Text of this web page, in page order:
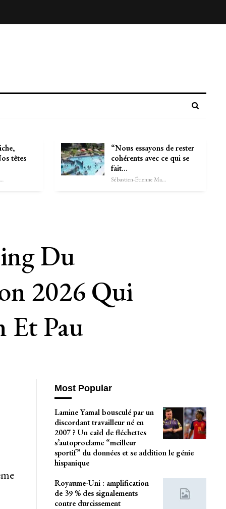
têtes
Sébastien-Étienne Marechal
“Nous essayons de rester
cohérents avec ce qui se
fait…
Sébastien-Étienne Marechal
Du
2026 Qui
Et Pau
Most Popular
Lamine Yamal bousculé par un
discordant travailleur né en
2007 ? Un caîd de fléchettes
s’autoproclame “meilleur
sportif” du données et se addition le génie
hispanique
Royaume-Uni : amplification
de 39 % des signalements
contre durcissement